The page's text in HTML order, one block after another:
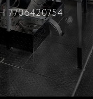
7706420754